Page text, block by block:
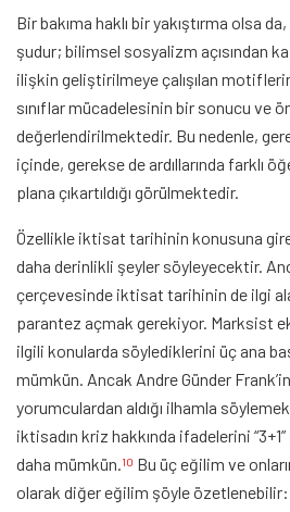
Bir bakıma haklı bir yakıştırma olsa
şudur; bilimsel sosyalizm açısından
ilişkin geliştirilmeye çalışılan
sınıflar mücadelesinin bir sonucu ve
değerlendirilmektedir. Bu nedenle,
içinde, gerekse de ardıllarında farklı
plana çıkartıldığı görülmektedir.
Özellikle iktisat tarihinin konusuna
daha derinlikli şeyler söyleyecektir.
çerçevesinde iktisat tarihinin de ilgi
parantez açmak gerekiyor. Marksist
ilgili konularda söylediklerini üç ana
mümkün. Ancak Andre Günder
yorumculardan aldığı ilhamla
iktisadın kriz hakkında ifadelerini
daha mümkün. 10 Bu üç eğilim ve
olarak diğer eğilim şöyle özetlenebilir: